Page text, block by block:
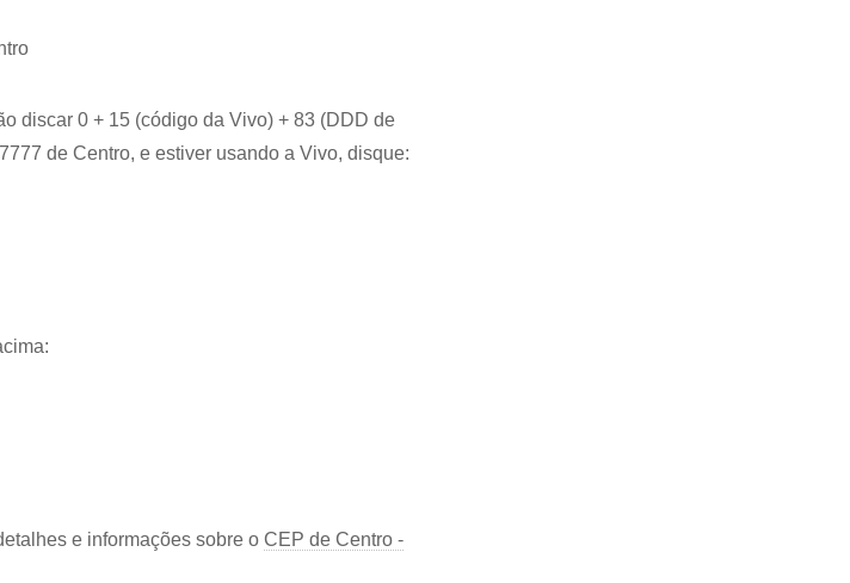
discar 0 + 15 (código da Vivo) + 83 (DDD de
de Centro, e estiver usando a Vivo, disque:
e informações sobre o CEP de Centro -